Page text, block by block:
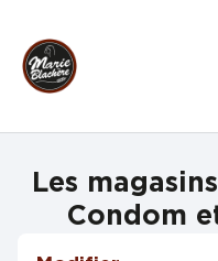
Les
Condom